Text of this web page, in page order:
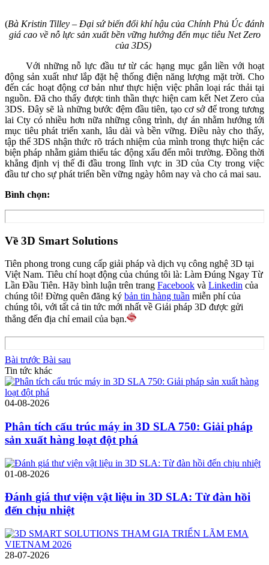
(Bà Kristin Tilley – Đại sứ biến đổi khí hậu của Chính Phủ Úc đánh
giá cao về nỗ lực sản xuất bền vững hướng đến mục tiêu Net Zero
của 3DS)
Với những nỗ lực đầu tư từ các hạng mục gắn liền với hoạt
động sản xuất như lắp đặt hệ thống điện năng lượng mặt trời. Cho
đến các hoạt động cơ bản như thực hiện việc phân loại rác thải tại
nguồn. Đã cho thấy được tinh thần thực hiện cam kết Net Zero của
3DS. Đây sẽ là những bước đệm đầu tiên, tạo cơ sở để trong tương
lai Cty có nhiều hơn nữa những công trình, dự án nhằm hướng tới
mục tiêu phát triển xanh, lâu dài và bền vững. Điều này cho thấy,
tập thể 3DS nhận thức rõ trách nhiệm của mình trong thực hiện các
biện pháp nhằm giảm thiểu tác động xấu đến môi trường. Đồng thời
khẳng định vị thế đi đầu trong lĩnh vực in 3D của Cty trong việc
đầu tư cho sự phát triển bền vững ngày hôm nay và cho cả mai sau.
Bình chọn:
Về 3D Smart Solutions
Tiên phong trong cung cấp giải pháp và dịch vụ công nghệ 3D tại
Việt Nam. Tiêu chí hoạt động của chúng tôi là: Làm Đúng Ngay Từ
Lần Đầu Tiên. Hãy bình luận trên trang Facebook và Linkedin của
chúng tôi! Đừng quên đăng ký bản tin hàng tuần miễn phí của
chúng tôi, với tất cả tin tức mới nhất về Giải pháp 3D được gửi
thẳng đến địa chỉ email của bạn.
Bài trước Bài sau
Tin tức khác
04-08-2026
Phân tích cấu trúc máy in 3D SLA 750: Giải pháp
sản xuất hàng loạt đột phá
01-08-2026
Đánh giá thư viện vật liệu in 3D SLA: Từ đàn hồi
đến chịu nhiệt
28-07-2026